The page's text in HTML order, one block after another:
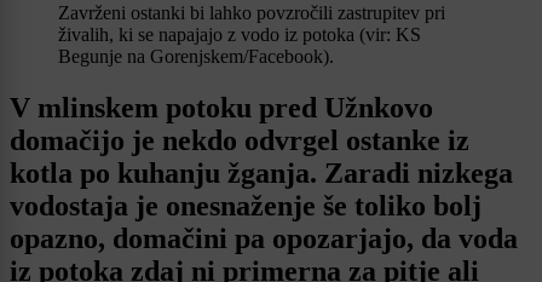
Zavrženi ostanki bi lahko povzročili zastrupitev pri
živalih, ki se napajajo z vodo iz potoka (vir: KS
Begunje na Gorenjskem/Facebook).
V mlinskem potoku pred Užnkovo
domačijo je nekdo odvrgel ostanke iz
kotla po kuhanju žganja. Zaradi nizkega
vodostaja je onesnaženje še toliko bolj
opazno, domačini pa opozarjajo, da voda
iz potoka zdaj ni primerna za pitje ali